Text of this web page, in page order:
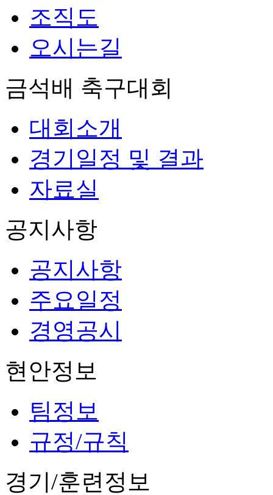
조직도
오시는길
금석배 축구대회
대회소개
경기일정 및 결과
자료실
공지사항
공지사항
주요일정
경영공시
현안정보
팀정보
규정/규칙
경기/훈련정보